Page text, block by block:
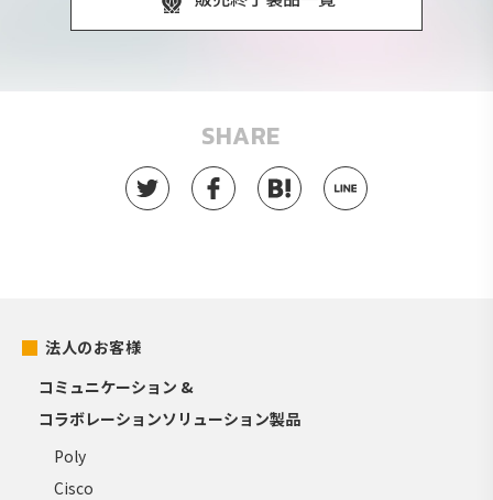
SHARE
法人のお客様
コミュニケーション &
コラボレーションソリューション製品
Poly
Cisco